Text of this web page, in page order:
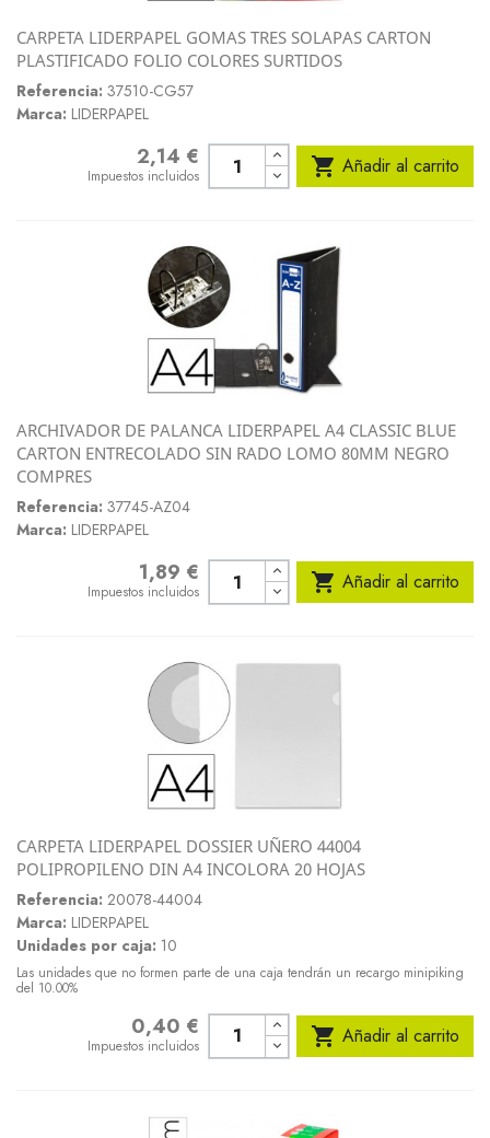
CARPETA LIDERPAPEL GOMAS TRES SOLAPAS CARTON
PLASTIFICADO FOLIO COLORES SURTIDOS
Referencia: 37510-CG57
Marca: LIDERPAPEL
2,14 €
Impuestos incluidos  Añadir al carrito
ARCHIVADOR DE PALANCA LIDERPAPEL A4 CLASSIC BLUE
CARTON ENTRECOLADO SIN RADO LOMO 80MM NEGRO
COMPRES
Referencia: 37745-AZ04
Marca: LIDERPAPEL
1,89 €
Impuestos incluidos  Añadir al carrito
CARPETA LIDERPAPEL DOSSIER UÑERO 44004
POLIPROPILENO DIN A4 INCOLORA 20 HOJAS
Referencia: 20078-44004
Marca: LIDERPAPEL
Unidades por caja: 10
Las unidades que no formen parte de una caja tendrán un recargo minipiking
del 10.00%
0,40 €
Impuestos incluidos  Añadir al carrito